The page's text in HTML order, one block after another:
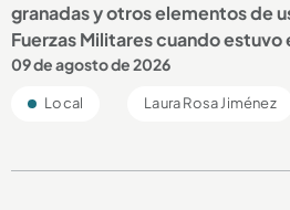
granadas y otros elementos de
Fuerzas Militares cuando estuvo
09 de agosto de 2026
Local Laura Rosa Jiménez